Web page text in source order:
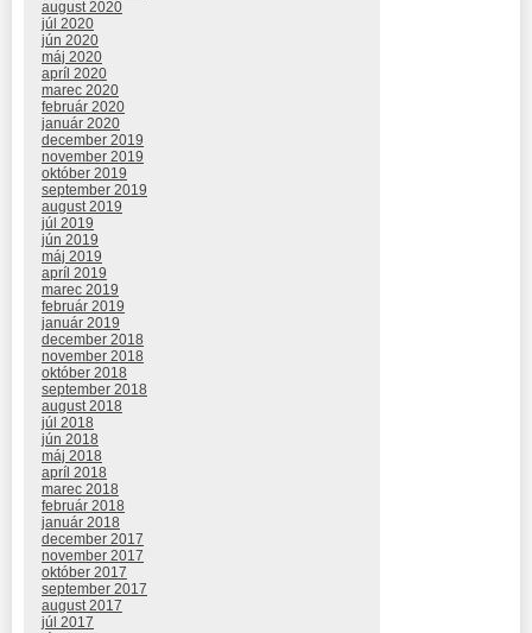
august 2020
júl 2020
jún 2020
máj 2020
apríl 2020
marec 2020
február 2020
január 2020
december 2019
november 2019
október 2019
september 2019
august 2019
júl 2019
jún 2019
máj 2019
apríl 2019
marec 2019
február 2019
január 2019
december 2018
november 2018
október 2018
september 2018
august 2018
júl 2018
jún 2018
máj 2018
apríl 2018
marec 2018
február 2018
január 2018
december 2017
november 2017
október 2017
september 2017
august 2017
júl 2017